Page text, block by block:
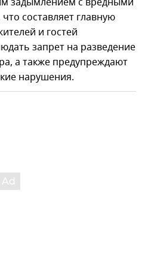
составляет главную
и гостей
запрет на разведение
а также предупреждают
нарушения.